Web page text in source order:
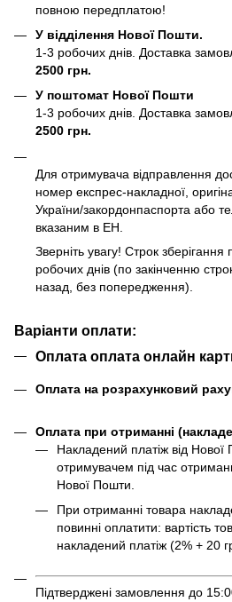
повною передплатою!
У відділення Нової Пошти.
1-3 робочих днів. Доставка
2500 грн.
У поштомат Нової Пошти
1-3 робочих днів. Доставка
2500 грн.
Для отримувача відправлення
номер експрес-накладної,
України/закордонпаспорта або
вказаним в ЕН.
Зверніть увагу! Строк
робочих днів (по закінченню
назад, без попередження).
Варіанти оплати:
Оплата оплата онлайн
Оплата на розрахунковий
Оплата при отриманні
Накладений платіж від
отримувачем під час
Нової Пошти.
При отриманні товара
повинні оплатити: вартість
накладений платіж (2% + 20
Підтверджені замовлення до